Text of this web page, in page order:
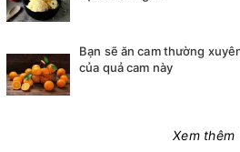
Bạn sẽ ăn cam thường
của quả cam này
Xem thêm